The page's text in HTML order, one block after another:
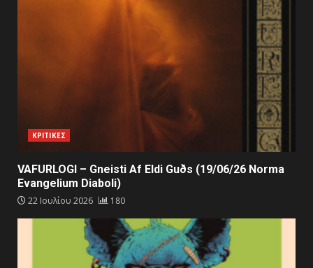
ΚΡΙΤΙΚΕΣ
VAFURLOGI – Gneisti Af Eldi Guðs (19/06/26 Norma
Evangelium Diaboli)
22 Ιουλίου 2026 180